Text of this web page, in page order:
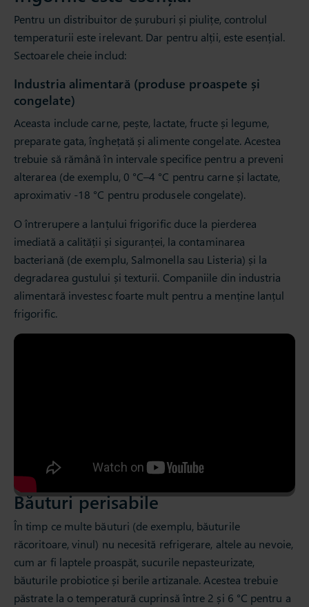
Pentru un distribuitor de șuruburi și piulițe, controlul
temperaturii este irelevant. Dar pentru alții, este esențial.
Sectoarele cheie includ:
Industria alimentară (produse proaspete și
congelate)
Aceasta include carne, pește, lactate, fructe și legume,
preparate gata, înghețată și alimente congelate. Acestea
trebuie să rămână în intervale specifice pentru a preveni
alterarea (de exemplu, 0 °C–4 °C pentru carne și lactate,
aproximativ -18 °C pentru produsele congelate).
O întrerupere a lanțului frigorific duce la pierderea
imediată a calității și siguranței, la contaminarea
bacteriană (de exemplu, Salmonella sau Listeria) și la
degradarea gustului și texturii. Companiile din industria
alimentară investesc foarte mult pentru a menține lanțul
frigorific.
Băuturi perisabile
În timp ce multe băuturi (de exemplu, băuturile
răcoritoare, vinul) nu necesită refrigerare, altele au nevoie,
cum ar fi laptele proaspăt, sucurile nepasteurizate,
băuturile probiotice și berile artizanale. Acestea trebuie
păstrate la o temperatură cuprinsă între 2 și 6 °C pentru a